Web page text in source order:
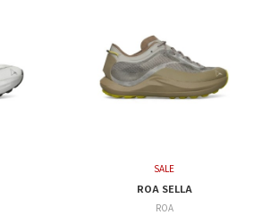
SALE
ROA SELLA
ROA